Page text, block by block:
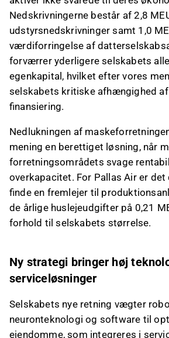
Nedskrivningerne består af 2,8
udstyrsnedskrivninger samt 1,0
værdiforringelse af
forværrer yderligere selskabets
egenkapital, hvilket efter vores
selskabets kritiske afhængighed
finansiering.
Nedlukningen af
mening en berettiget løsning, når
forretningsområdets svage
overkapacitet. For Pallas Air er
finde en fremlejer til
de årlige huslejeudgifter på 0,21
forhold til selskabets størrelse.
Ny strategi bringer høj
serviceløsninger
Selskabets nye retning vægter
neuronteknologi og software til
ejendomme, som integreres i